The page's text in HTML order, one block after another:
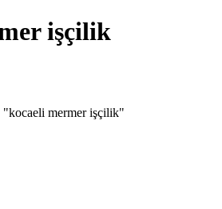
işçilik
"kocaeli mermer işçilik"